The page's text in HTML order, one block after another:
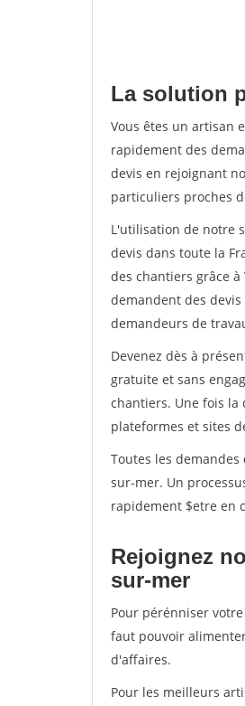
La solution
Vous êtes un artisan
rapidement des
devis en rejoignant
particuliers proches
L'utilisation de notre
devis dans toute la
des chantiers grâce à
demandent des
demandeurs de
Devenez dès à
gratuite et sans
chantiers. Une fois la
plateformes et sites
Toutes les
sur-mer. Un
rapidement $etre en
Rejoignez
sur-mer
Pour pérénniser
faut pouvoir
d'affaires.
Pour les meilleurs